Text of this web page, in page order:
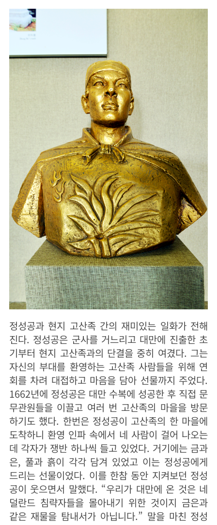
정성공과 현지 고산족 간의 재미있는 일화가 전해
진다. 정성공은 군사를 거느리고 대만에 진출한 초
기부터 현지 고산족과의 단결을 중히 여겼다. 그는
자신의 부대를 환영하는 고산족 사람들을 위해 연
회를 차려 대접하고 마음을 담아 선물까지 주었다.
1662년에 정성공은 대만 수복에 성공한 후 직접 문
무관원들을 이끌고 여러 번 고산족의 마을을 방문
하기도 했다. 한번은 정성공이 고산족의 한 마을에
도착하니 환영 인파 속에서 네 사람이 걸어 나오는
데 각자가 쟁반 하나씩 들고 있었다. 거기에는 금과
은, 풀과 흙이 각각 담겨 있었고 이는 정성공에게
드리는 선물이었다. 이를 한참 동안 지켜보던 정성
공이 웃으면서 말했다. “우리가 대만에 온 것은 네
덜란드 침략자들을 몰아내기 위한 것이지 금은과
같은 재물을 탐내서가 아닙니다.” 말을 마친 정성